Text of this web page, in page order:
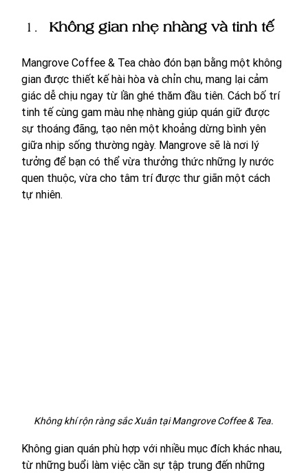
Không gian nhẹ nhàng và tinh tế
Mangrove Coffee & Tea chào đón bạn bằng một không
gian được thiết kế hài hòa và chỉn chu, mang lại cảm
giác dễ chịu ngay từ lần ghé thăm đầu tiên. Cách bố trí
tinh tế cùng gam màu nhẹ nhàng giúp quán giữ được
sự thoáng đãng, tạo nên một khoảng dừng bình yên
giữa nhịp sống thường ngày. Mangrove sẽ là nơi lý
tưởng để bạn có thể vừa thưởng thức những ly nước
quen thuộc, vừa cho tâm trí được thư giãn một cách
tự nhiên.
Không khí rộn ràng sắc Xuân tại Mangrove Coffee & Tea.
Không gian quán phù hợp với nhiều mục đích khác nhau,
từ những buổi làm việc cần sự tập trung đến những